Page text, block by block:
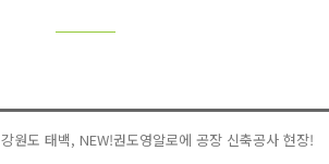
강원도 태백, NEW!권도영알로에 공장 신축공사 현장!